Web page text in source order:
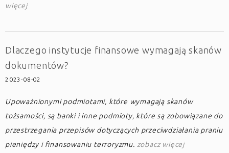
więcej
Dlaczego instytucje finansowe wymagają skanów
dokumentów?
2023-08-02
Upoważnionymi podmiotami, które wymagają skanów
tożsamości, są banki i inne podmioty, które są zobowiązane do
przestrzegania przepisów dotyczących przeciwdziałania praniu
pieniędzy i finansowaniu terroryzmu. zobacz więcej